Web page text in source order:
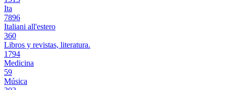
Ita
7896
Italiani all'estero
360
Libros y revistas, literatura.
1794
Medicina
59
Música